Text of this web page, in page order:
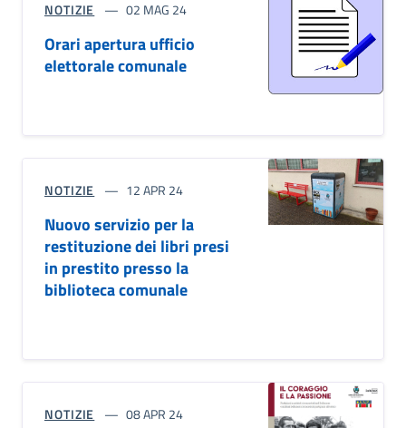
NOTIZIE 02 MAG 24
Orari apertura ufficio
elettorale comunale
NOTIZIE 12 APR 24
Nuovo servizio per la
restituzione dei libri presi
in prestito presso la
biblioteca comunale
NOTIZIE 08 APR 24